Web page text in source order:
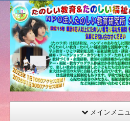
たの
しい
教育
研究
所
（沖
縄）
公式
メインメニ